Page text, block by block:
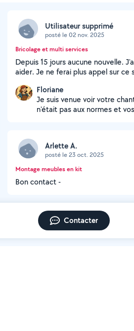
Utilisateur supprimé
posté le 02 nov. 2025
Bricolage et multi services
Depuis 15 jours aucune nouvelle.
aider. Je ne ferai plus appel sur ce
Floriane
Je suis venue voir votre
n'était pas aux normes et
Arlette A.
posté le 23 oct. 2025
Montage meubles en kit
Bon contact -
Contacter